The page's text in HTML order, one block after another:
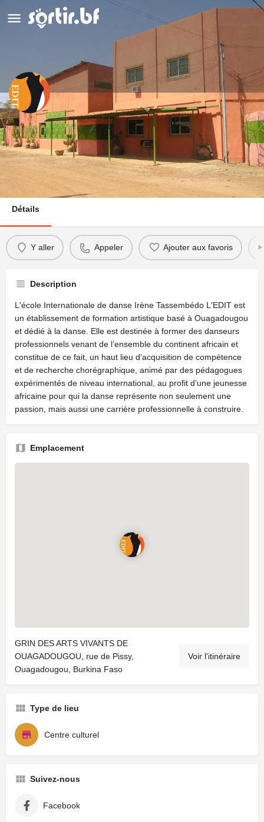
Ecole de Danse Irène Tassembo -
EDIT
Appeler
Détails
Y aller Appeler Ajouter aux favoris
Description
L'école Internationale de danse Irène Tassembédo L'EDIT est
un établissement de formation artistique basé à Ouagadougou
et dédié à la danse. Elle est destinée à former des danseurs
professionnels venant de l’ensemble du continent africain et
constitue de ce fait, un haut lieu d’acquisition de compétence
et de recherche chorégraphique, animé par des pédagogues
expérimentés de niveau international, au profit d’une jeunesse
africaine pour qui la danse représente non seulement une
passion, mais aussi une carrière professionnelle à construire.
Emplacement
GRIN DES ARTS VIVANTS DE
OUAGADOUGOU, rue de Pissy,
Ouagadougou, Burkina Faso
Voir l'itinéraire
Type de lieu
Centre culturel
Suivez-nous
Facebook